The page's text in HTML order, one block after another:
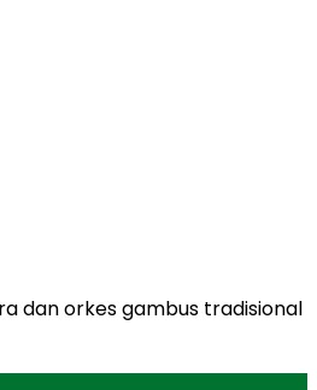
dan orkes gambus tradisional